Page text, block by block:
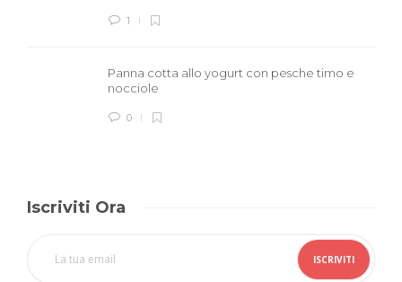
1
Panna cotta allo yogurt con pesche timo e
nocciole
0
Iscriviti Ora